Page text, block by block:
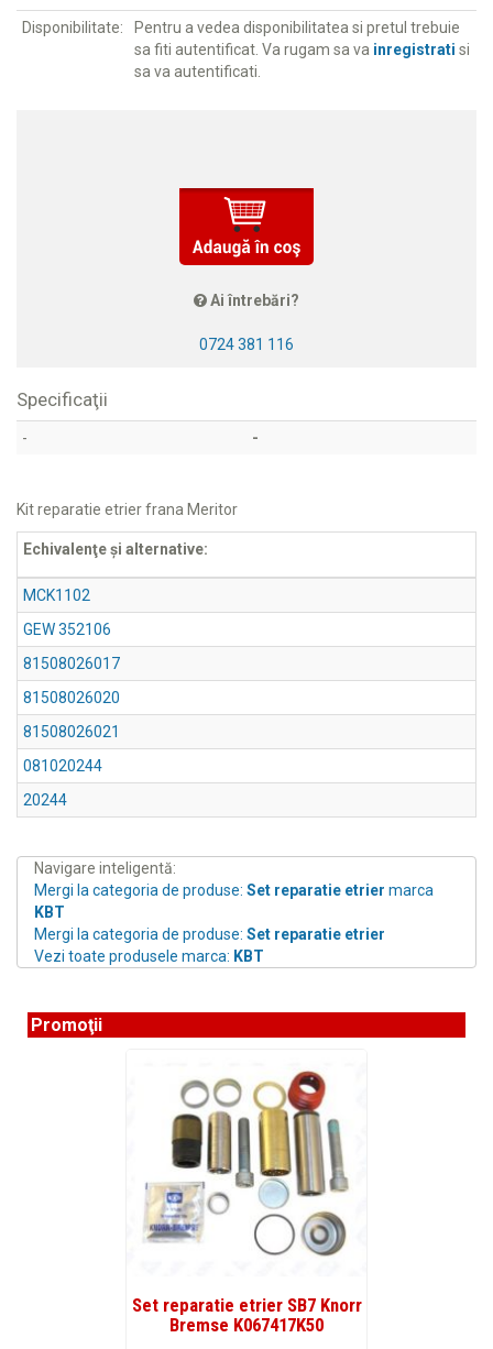
Disponibilitate:
Pentru a vedea disponibilitatea si pretul trebuie
sa fiti autentificat. Va rugam sa va inregistrati si
sa va autentificati.
Ai întrebări?
0724 381 116
Specificaţii
- -
Kit reparatie etrier frana Meritor
Echivalenţe şi alternative:
MCK1102
GEW 352106
81508026017
81508026020
81508026021
081020244
20244
Navigare inteligentă:
Mergi la categoria de produse: Set reparatie etrier marca
KBT
Mergi la categoria de produse: Set reparatie etrier
Vezi toate produsele marca: KBT
Promoţii
Set reparatie etrier SB7 Knorr
Bremse K067417K50